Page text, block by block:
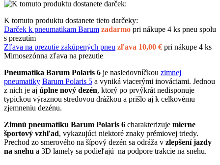
K tomuto produktu dostanete tieto darčeky:
Darček k pneumatikam Barum zadarmo pri nákupe 4 ks pneu spolu
s prezutím
Zľava na prezutie zakúpených pneu zľava 10,00 € pri nákupe 4 ks
Mimosezónna zľava na prezutie
Pneumatika Barum Polaris 6 je nasledovníčkou zimnej
pneumatiky Barum Polaris 5 a vyniká viacerými inováciami. Jednou
z nich je aj úplne nový dezén, ktorý po prvýkrát nedisponuje
typickou výraznou stredovou drážkou a prišlo aj k celkovému
zjemneniu dezénu.
Zimnú pneumatiku Barum Polaris 6 charakterizuje mierne
športový vzhľad, vykazujúci niektoré znaky prémiovej triedy.
Prechod zo smerového na šípový dezén sa odráža v zlepšení jazdy
na snehu a 3D lamely sa podieľajú na podpore trakcie na snehu.